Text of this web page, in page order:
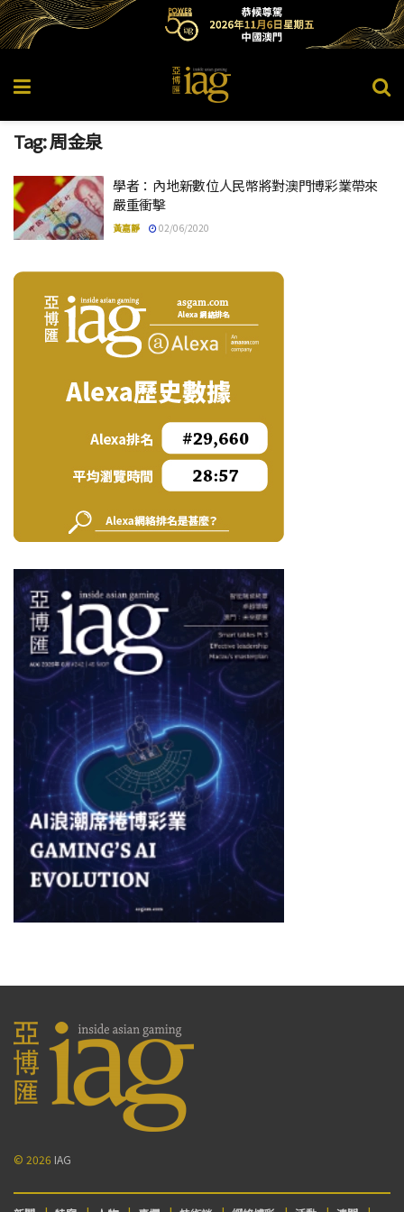
Tag:周金泉
學者：內地新數位人民幣將對澳門博彩業帶來
嚴重衝擊
黃嘉靜 02/06/2020
© 2026 IAG